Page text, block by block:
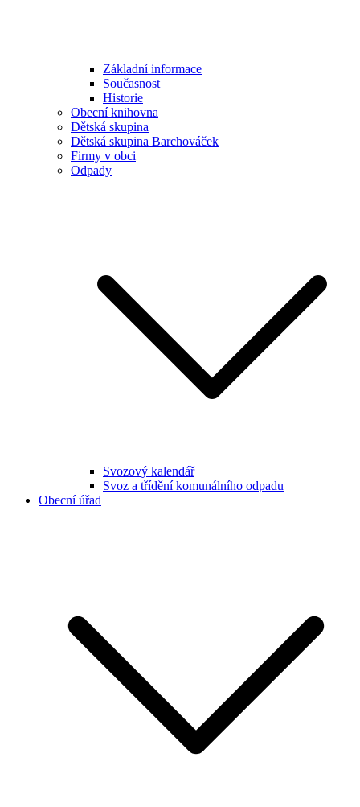
Základní informace
Současnost
Historie
Obecní knihovna
Dětská skupina
Dětská skupina Barchováček
Firmy v obci
Odpady
Svozový kalendář
Svoz a třídění komunálního odpadu
Obecní úřad